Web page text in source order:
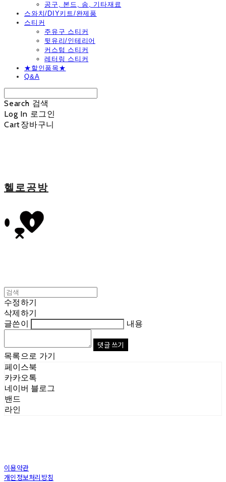
공구, 본드, 솜, 기타재료
스와치/DIY키트/완제품
스티커
주유구 스티커
뒷유리/인테리어
커스텀 스티커
레터링 스티커
★할인품목★
Q&A
Search 검색
Log In 로그인
Cart장바구니
헬로공방
수정하기
삭제하기
글쓴이
내용
댓글 쓰기
목록으로 가기
페이스북
카카오톡
네이버 블로그
밴드
라인
이용약관
개인정보처리방침